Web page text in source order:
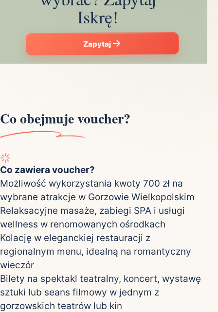
Iskrę!
Zapytaj
Co obejmuje voucher?
Co zawiera voucher?
Możliwość wykorzystania kwoty 700 zł na
wybrane atrakcje w Gorzowie Wielkopolskim
Relaksacyjne masaże, zabiegi SPA i usługi
wellness w renomowanych ośrodkach
Kolację w eleganckiej restauracji z
regionalnym menu, idealną na romantyczny
wieczór
Bilety na spektakl teatralny, koncert, wystawę
sztuki lub seans filmowy w jednym z
gorzowskich teatrów lub kin